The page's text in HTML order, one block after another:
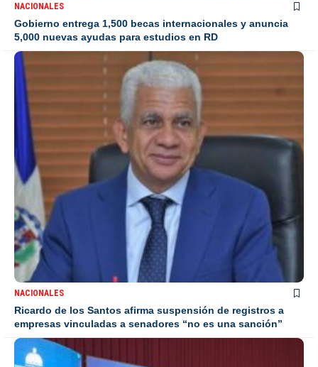
NACIONALES
Gobierno entrega 1,500 becas internacionales y anuncia
5,000 nuevas ayudas para estudios en RD
NACIONALES
Ricardo de los Santos afirma suspensión de registros a
empresas vinculadas a senadores “no es una sanción”